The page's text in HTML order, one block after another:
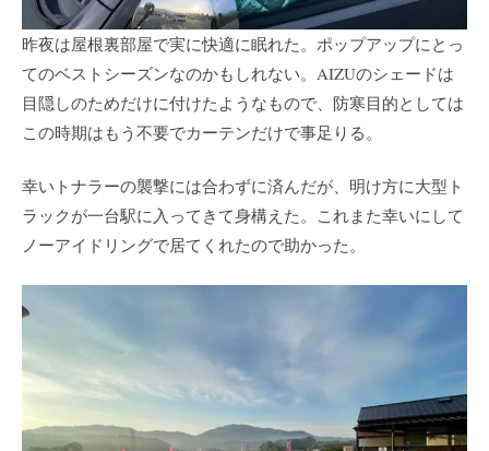
昨夜は屋根裏部屋で実に快適に眠れた。ポップアップにとっ
てのベストシーズンなのかもしれない。AIZUのシェードは
目隠しのためだけに付けたようなもので、防寒目的としては
この時期はもう不要でカーテンだけで事足りる。
幸いトナラーの襲撃には合わずに済んだが、明け方に大型ト
ラックが一台駅に入ってきて身構えた。これまた幸いにして
ノーアイドリングで居てくれたので助かった。